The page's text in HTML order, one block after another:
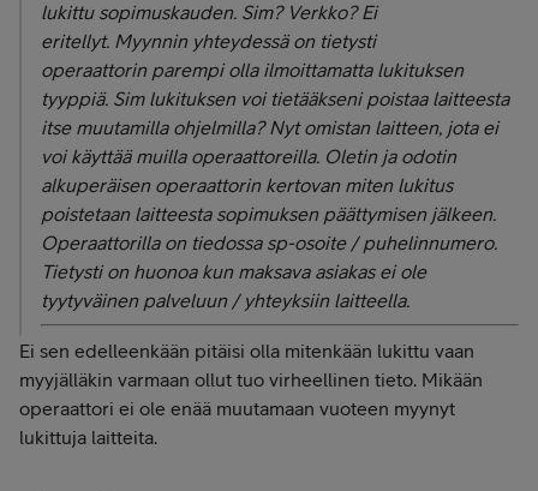
lukittu sopimuskauden. Sim? Verkko? Ei
eritellyt. Myynnin yhteydessä on tietysti
operaattorin parempi olla ilmoittamatta lukituksen
tyyppiä. Sim lukituksen voi tietääkseni poistaa laitteesta
itse muutamilla ohjelmilla? Nyt omistan laitteen, jota ei
voi käyttää muilla operaattoreilla. Oletin ja odotin
alkuperäisen operaattorin kertovan miten lukitus
poistetaan laitteesta sopimuksen päättymisen jälkeen.
Operaattorilla on tiedossa sp-osoite / puhelinnumero.
Tietysti on huonoa kun maksava asiakas ei ole
tyytyväinen palveluun / yhteyksiin laitteella.
Ei sen edelleenkään pitäisi olla mitenkään lukittu vaan
myyjälläkin varmaan ollut tuo virheellinen tieto. Mikään
operaattori ei ole enää muutamaan vuoteen myynyt
lukittuja laitteita.